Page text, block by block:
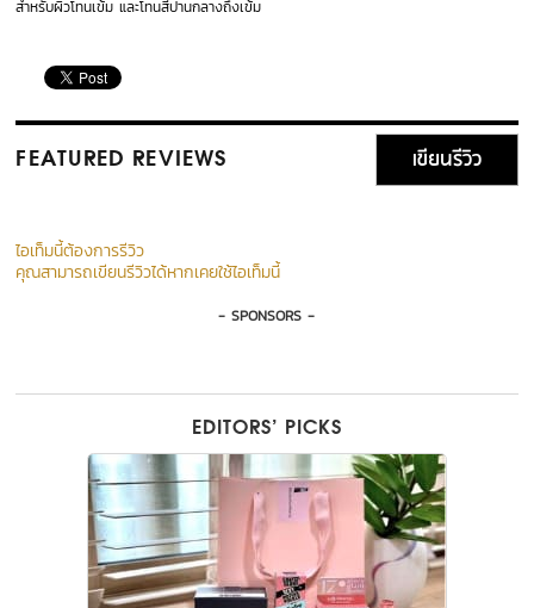
สำหรับผิวโทนเข้ม และโทนสีปานกลางถึงเข้ม
FEATURED REVIEWS เขียนรีวิว
ไอเท็มนี้ต้องการรีวิว
คุณสามารถเขียนรีวิวได้หากเคยใช้ไอเท็มนี้
- SPONSORS -
EDITORS’ PICKS